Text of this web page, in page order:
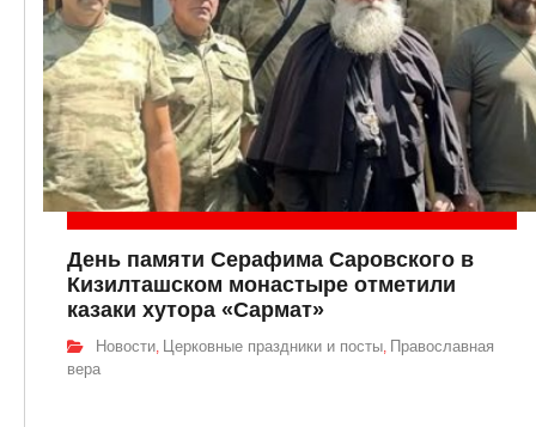
День памяти Серафима Саровского в
Кизилташском монастыре отметили
казаки хутора «Сармат»
Новости Церковные праздники и посты Православная
вера